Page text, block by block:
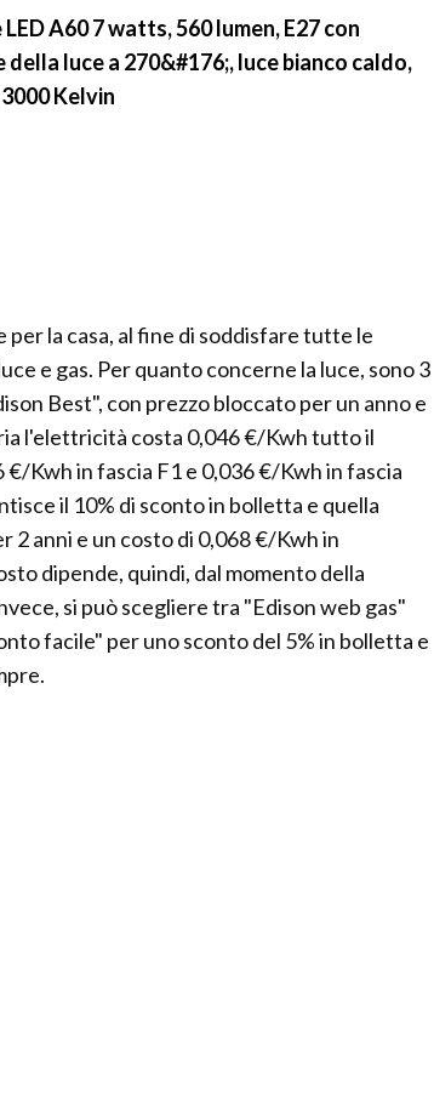
A60 7 watts, 560 lumen, E27 con
luce a 270&#176;, luce bianco caldo,
Kelvin
la casa, al fine di soddisfare tutte le
e gas. Per quanto concerne la luce, sono 3
Best", con prezzo bloccato per un anno e
l'elettricità costa 0,046 €/Kwh tutto il
Kwh in fascia F1 e 0,036 €/Kwh in fascia
il 10% di sconto in bolletta e quella
2 anni e un costo di 0,068 €/Kwh in
dipende, quindi, dal momento della
si può scegliere tra "Edison web gas"
facile" per uno sconto del 5% in bolletta e